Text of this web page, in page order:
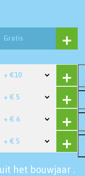
Gratis
+ €10
+ € 5
+ € 6
+ € 5
het bouwjaar .